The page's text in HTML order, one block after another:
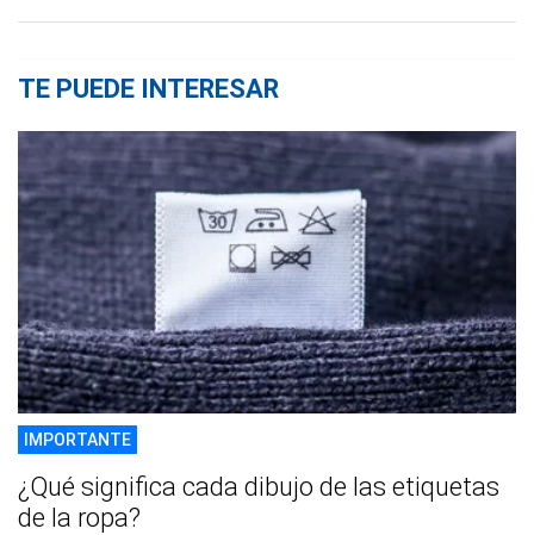
TE PUEDE INTERESAR
IMPORTANTE
¿Qué significa cada dibujo de las etiquetas
de la ropa?